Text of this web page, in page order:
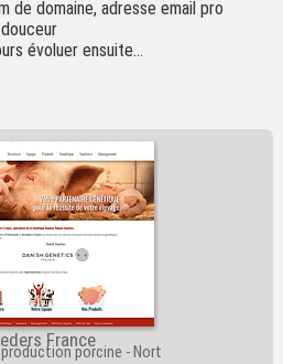
de domaine, adresse email pro
évoluer ensuite...
France
porcine - Nort